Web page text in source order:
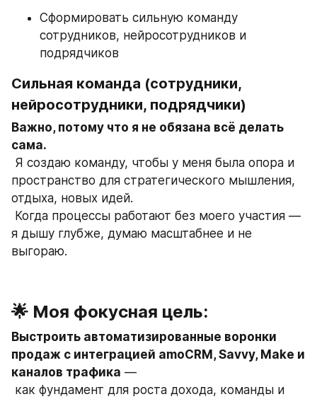
Сформировать сильную команду
сотрудников, нейросотрудников и
подрядчиков
Сильная команда (сотрудники,
нейросотрудники, подрядчики)
Важно, потому что я не обязана всё делать
сама.
пространство для стратегического мышления,
отдыха, новых идей.
я дышу глубже, думаю масштабнее и не
выгораю.
🌟 Моя фокусная цель:
Выстроить автоматизированные воронки
продаж с интеграцией amoCRM, Savvy, Make и
каналов трафика —